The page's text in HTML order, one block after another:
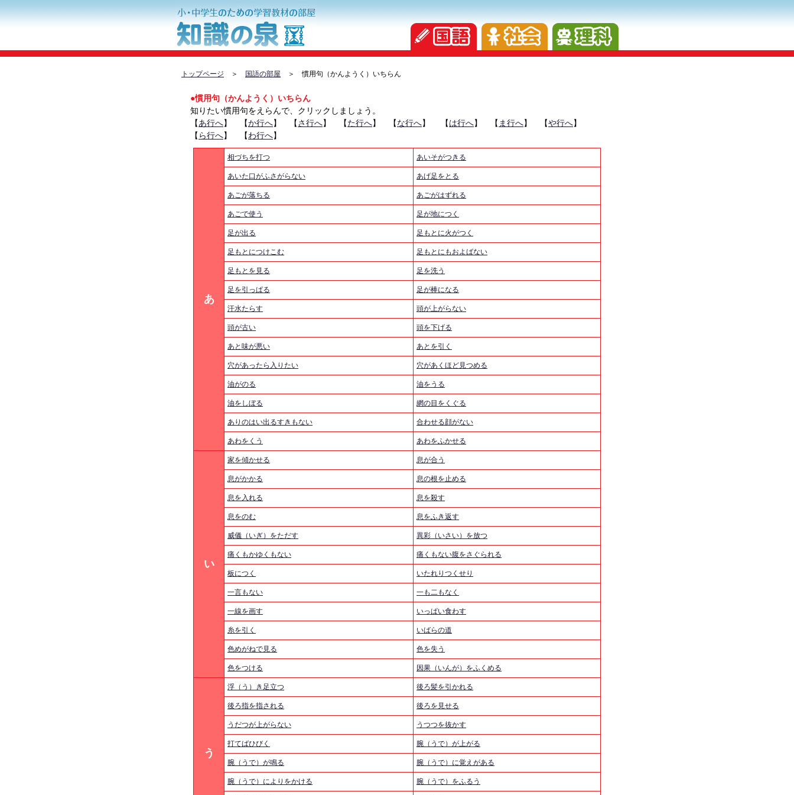
トップページ ＞ 国語の部屋 ＞ 慣用句（かんようく）いちらん
●慣用句（かんようく）いちらん
知りたい慣用句をえらんで、クリックしましょう。
【あ行へ】 【か行へ】 【さ行へ】 【た行へ】 【な行へ】 【は行へ】 【 ま行へ】 【や行へ】
【 ら行へ】 【わ行へ】
あ
相づちを打つ あいそがつきる
あいた口がふさがらない あげ足をとる
あごが落ちる あごがはずれる
あごで使う 足が地につく
足が出る 足もとに火がつく
足もとにつけこむ 足もとにもおよばない
足もとを見る 足を洗う
足を引っぱる 足が棒になる
汗水たらす 頭が上がらない
頭が古い 頭を下げる
あと味が悪い あとを引く
穴があったら入りたい 穴があくほど見つめる
油がのる 油をうる
油をしぼる 網の目をくぐる
ありのはい出るすきもない 合わせる顔がない
あわをくう あわをふかせる
い
家を傾かせる 息が合う
息がかかる 息の根を止める
息を入れる 息を殺す
息をのむ 息をふき返す
威儀（いぎ）をただす 異彩（いさい）を放つ
痛くもかゆくもない 痛くもない腹をさぐられる
板につく いたれりつくせり
一言もない 一も二もなく
一線を画す いっぱい食わす
糸を引く いばらの道
色めがねで見る 色を失う
色をつける 因果（いんが）をふくめる
う
浮（う）き足立つ 後ろ髪を引かれる
後ろ指を指される 後ろを見せる
うだつが上がらない うつつを抜かす
打てばひびく 腕（うで）が上がる
腕（うで）が鳴る 腕（うで）に覚えがある
腕（うで）によりをかける 腕（うで）をふるう